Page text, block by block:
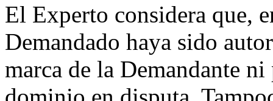
El Experto considera que,
Demandado haya sido
marca de la Demandante